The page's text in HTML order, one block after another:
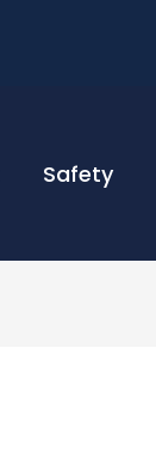
Safety